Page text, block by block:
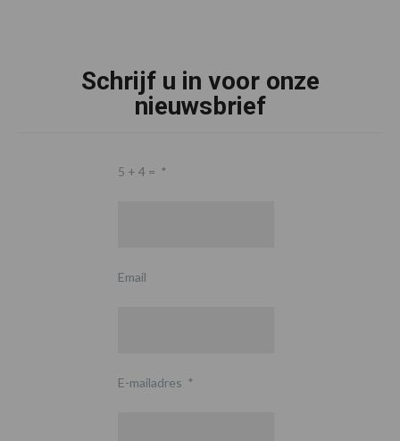
Schrijf u in voor onze
nieuwsbrief
5 + 4 = *
Email
E-mailadres *